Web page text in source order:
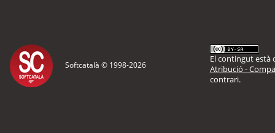
Softcatalà © 1998-2026
El contingut està
Atribució -
contrari.